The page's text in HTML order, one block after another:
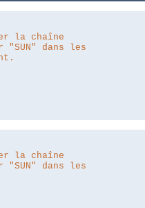
la chaîne
"SUN" dans les
la chaîne
"SUN" dans les